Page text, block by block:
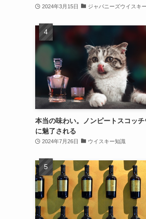
2024年3月15日 ジャパニーズウイスキー
本当の味わい。ノンピートスコッ
に魅了される
2024年7月26日 ウイスキー知識